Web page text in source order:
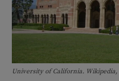
University of California.